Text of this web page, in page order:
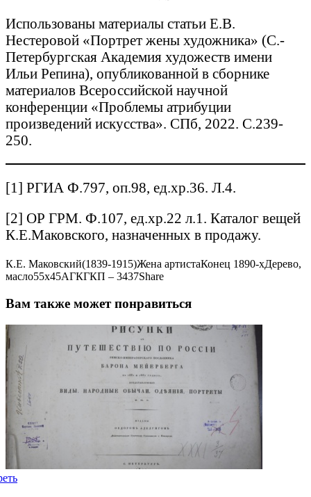
Использованы материалы статьи Е.В.
Нестеровой «Портрет жены художника» (С.-
Петербургская Академия художеств имени
Ильи Репина), опубликованной в сборнике
материалов Всероссийской научной
конференции «Проблемы атрибуции
произведений искусства». СПб, 2022. С.239-
250.
[1] РГИА Ф.797, оп.98, ед.хр.36. Л.4.
[2] ОР ГРМ. Ф.107, ед.хр.22 л.1. Каталог вещей
К.Е.Маковского, назначенных в продажу.
К.Е. Маковский(1839-1915)Жена артистаКонец 1890-хДерево,
масло55х45АГКГКП – 3437Share
Вам также может понравиться